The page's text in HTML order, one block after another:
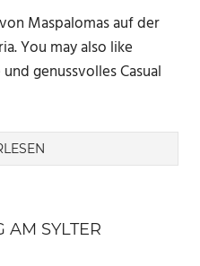
Maspalomas auf der
You may also like
genussvolles Casual
AM SYLTER